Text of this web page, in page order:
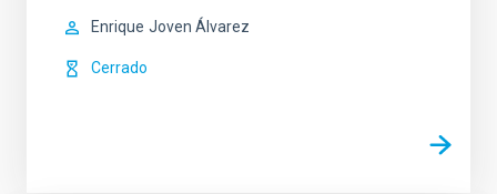
Enrique Joven Álvarez
Cerrado